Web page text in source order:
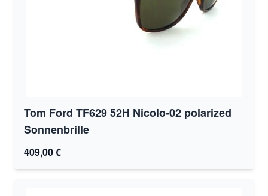
Tom Ford TF629 52H Nicolo-02 polarized
Sonnenbrille
409,00 €